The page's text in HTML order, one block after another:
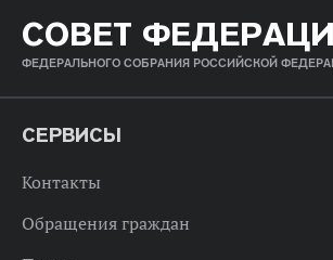
СОВЕТ
ФЕДЕРАЛЬНОГО СОБРАНИЯ РОССИЙСКОЙ
СЕРВИСЫ
Контакты
Обращения граждан